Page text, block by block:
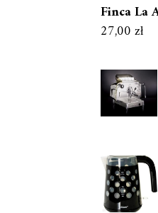
Finca La
27,00zł